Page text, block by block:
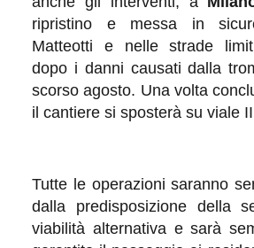
ripristino e messa in
Matteotti e nelle strade
dopo i danni causati dalla
scorso agosto. Una volta
il cantiere si sposterà su viale
Tutte le operazioni saranno
dalla predisposizione della
viabilità alternativa e sarà